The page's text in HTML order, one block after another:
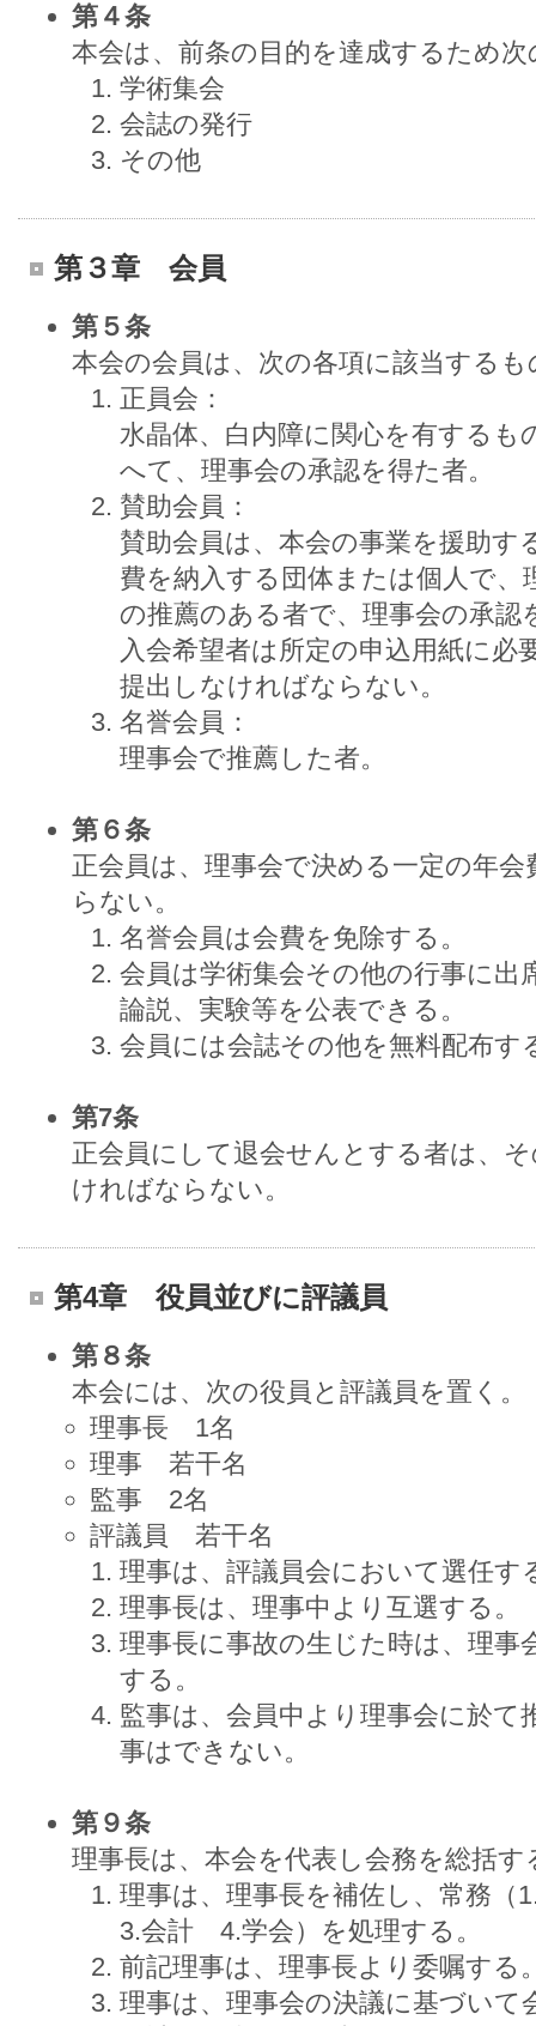
第４条
本会は、前条の目的を達成するため
学術集会
会誌の発行
その他
第３章 会員
第５条
本会の会員は、次の各項に該当する
正員会：
水晶体、白内障に関心を有するも
へて、理事会の承認を得た者。
賛助会員：
賛助会員は、本会の事業を援助す
費を納入する団体または個人で、
の推薦のある者で、理事会の承認
入会希望者は所定の申込用紙に必
提出しなければならない。
名誉会員：
理事会で推薦した者。
第６条
正会員は、理事会で決める一定の年
らない。
名誉会員は会費を免除する。
会員は学術集会その他の行事に出
論説、実験等を公表できる。
会員には会誌その他を無料配布す
第7条
正会員にして退会せんとする者は、
ければならない。
第4章 役員並びに評議員
第８条
本会には、次の役員と評議員を置く。
理事長 1名
理事 若干名
監事 2名
評議員 若干名
理事は、評議員会において選任す
理事長は、理事中より互選する。
理事長に事故の生じた時は、理事
する。
監事は、会員中より理事会に於て
事はできない。
第９条
理事長は、本会を代表し会務を総括す
理事は、理事長を補佐し、常務
3.会計 4.学会）を処理する。
前記理事は、理事長より委嘱する
理事は、理事会の決議に基づいて